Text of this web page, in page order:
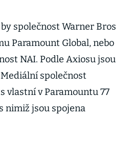
společnost Warner Bros
Paramount Global, nebo
NAI. Podle Axiosu jsou
společnost
vlastní v Paramountu 77
nimiž jsou spojena